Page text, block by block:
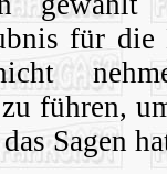
für
führen,
Sagen